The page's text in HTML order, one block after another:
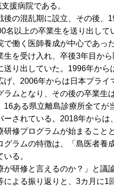
援病院である。
の混乱期に設立、その後、
名以上の卒業生を送り出して
働く医師養成が中心であっ
生を受け入れ、卒後3年目か
送り出していた。1996年から
げ、2006年からは日本プライ
ラムとなり、その後の卒業生
ある県立離島診療所全てが
ーされている。2018年からは
研修プログラムが始まること
ラムの特徴は、「島医者養
る。
研修と言えるのか？」と議
による振り返りと、3カ月に1